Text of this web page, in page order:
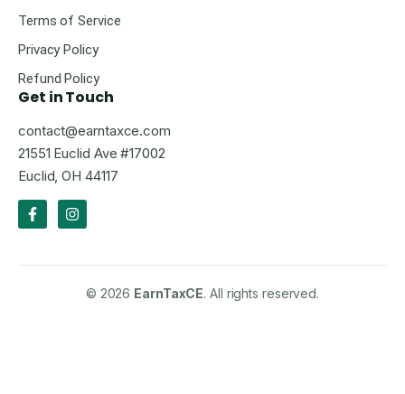
Terms of Service
Privacy Policy
Refund Policy
Get in Touch
contact@earntaxce.com
21551 Euclid Ave #17002
Euclid, OH 44117
© 2026 EarnTaxCE. All rights reserved.